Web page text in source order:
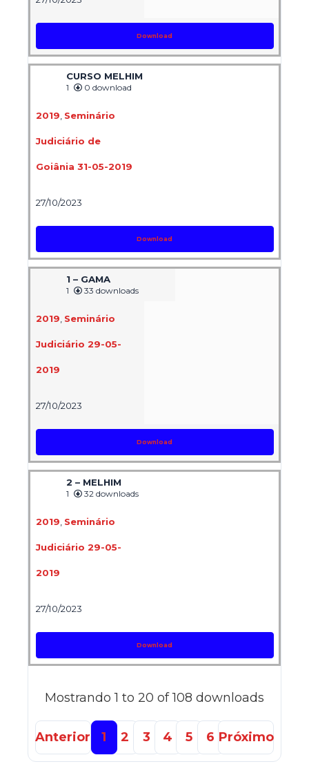
Download
CURSO MELHIM
1 0 download
2019 Seminário
Judiciário de
Goiânia 31-05-2019
27/10/2023
Download
1 – GAMA
1 33 downloads
2019 Seminário
Judiciário 29-05-
2019
27/10/2023
Download
2 – MELHIM
1 32 downloads
2019 Seminário
Judiciário 29-05-
2019
27/10/2023
Download
Mostrando 1 to 20 of 108 downloads
Anterior 1 2 3 4 5 6 Próximo